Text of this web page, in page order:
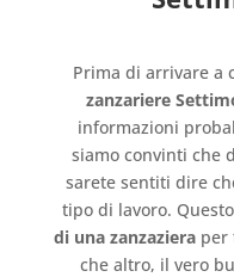
Prima di arrivare a
zanzariere
informazioni
siamo convinti che
sarete sentiti dire
tipo di lavoro.
di una zanzaziera per
che altro, il vero